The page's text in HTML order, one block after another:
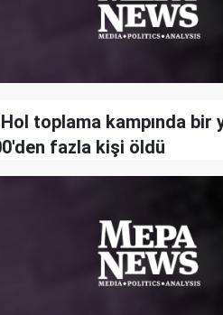
toplama kampında bir
fazla kişi öldü